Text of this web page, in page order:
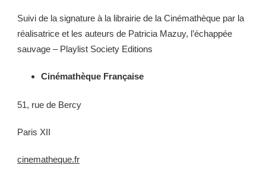
Suivi de la signature à la librairie de la Cinémathèque par la
réalisatrice et les auteurs de Patricia Mazuy, l’échappée
sauvage – Playlist Society Editions
Cinémathèque Française
51, rue de Bercy
Paris XII
cinematheque.fr